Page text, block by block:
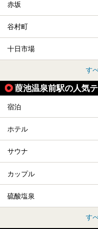
赤坂
谷村町
十日市場
す
葭池温泉前駅の人気
宿泊
ホテル
サウナ
カップル
硫酸塩泉
す